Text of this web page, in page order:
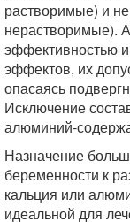
растворимые) и
нерастворимые).
эффективностью
эффектов, их
опасаясь
Исключение
алюминий-
Назначение
беременности к
кальция или
идеальной для